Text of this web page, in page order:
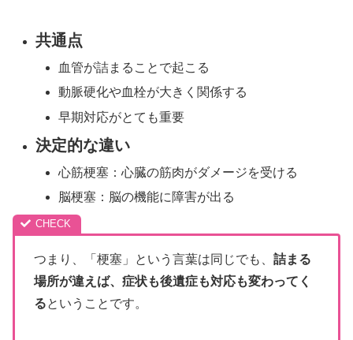
共通点
血管が詰まることで起こる
動脈硬化や血栓が大きく関係する
早期対応がとても重要
決定的な違い
心筋梗塞：心臓の筋肉がダメージを受ける
脳梗塞：脳の機能に障害が出る
つまり、「梗塞」という言葉は同じでも、 詰まる
場所が違えば、症状も後遺症も対応も変わってく
るということです。